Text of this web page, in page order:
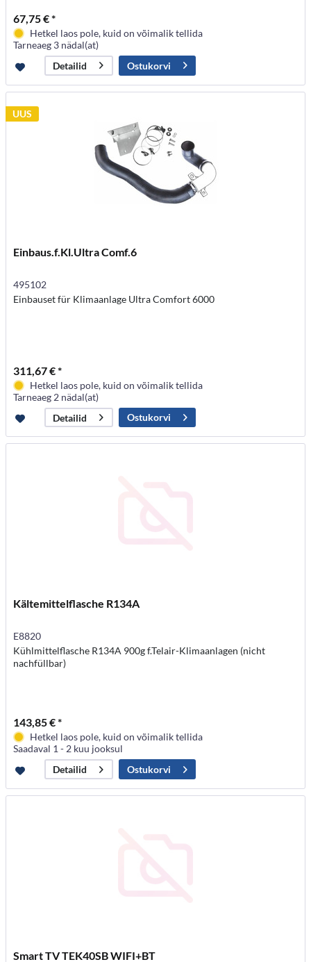
67,75 € *
Hetkel laos pole, kuid on võimalik tellida
Tarneaeg 3 nädal(at)
Detailid
Ostukorvi
UUS
Einbaus.f.Kl.Ultra Comf.6
495102
Einbauset für Klimaanlage Ultra Comfort 6000
311,67 € *
Hetkel laos pole, kuid on võimalik tellida
Tarneaeg 2 nädal(at)
Detailid
Ostukorvi
Kältemittelflasche R134A
E8820
Kühlmittelflasche R134A 900g f.Telair-Klimaanlagen (nicht
nachfüllbar)
143,85 € *
Hetkel laos pole, kuid on võimalik tellida
Saadaval 1 - 2 kuu jooksul
Detailid
Ostukorvi
Smart TV TEK40SB WIFI+BT